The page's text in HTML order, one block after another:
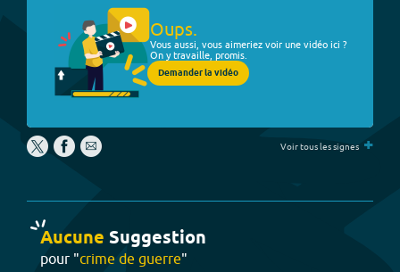
Oups.
Vous aussi, vous aimeriez voir une vidéo ici ?
On y travaille, promis.
Demander la vidéo
Voir tous les signes +
Aucune Suggestion
pour "crime de guerre"